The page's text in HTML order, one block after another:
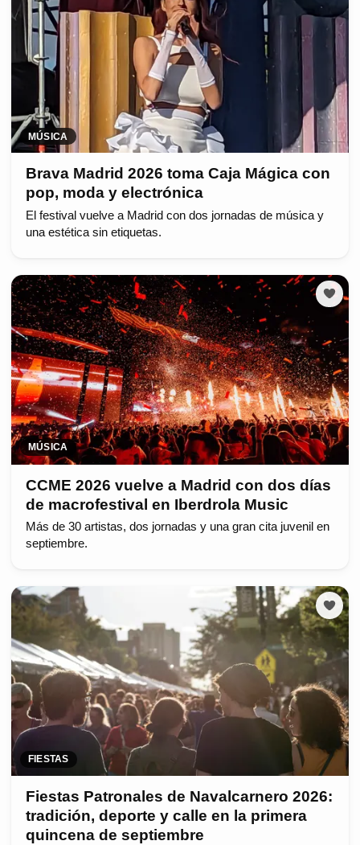
MÚSICA
Brava Madrid 2026 toma Caja Mágica con
pop, moda y electrónica
El festival vuelve a Madrid con dos jornadas de música y
una estética sin etiquetas.
MÚSICA
CCME 2026 vuelve a Madrid con dos días
de macrofestival en Iberdrola Music
Más de 30 artistas, dos jornadas y una gran cita juvenil en
septiembre.
FIESTAS
Fiestas Patronales de Navalcarnero 2026:
tradición, deporte y calle en la primera
quincena de septiembre